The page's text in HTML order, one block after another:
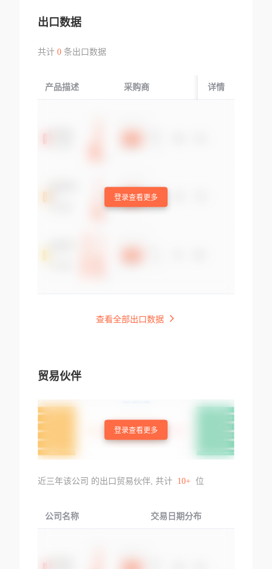
出口数据
共计 0条出口数据
产品描述 采购商 起运国/地区
详情
登录查看更多
查看全部出口数据
贸易伙伴
登录查看更多
近三年该公司 的出口贸易伙伴, 共计 10+ 位
公司名称 交易日期分布